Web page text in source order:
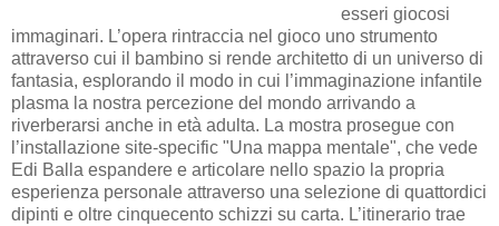
esseri giocosi
immaginari. L’opera rintraccia nel gioco uno strumento
attraverso cui il bambino si rende architetto di un universo di
fantasia, esplorando il modo in cui l’immaginazione infantile
plasma la nostra percezione del mondo arrivando a
riverberarsi anche in età adulta. La mostra prosegue con
l’installazione site-specific "Una mappa mentale", che vede
Edi Balla espandere e articolare nello spazio la propria
esperienza personale attraverso una selezione di quattordici
dipinti e oltre cinquecento schizzi su carta. L’itinerario trae